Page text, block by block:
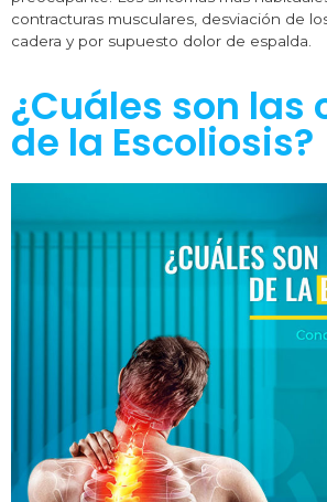
contracturas musculares, desviación de
cadera y por supuesto dolor de espalda.
¿Cuáles son las
de la Escoliosis?